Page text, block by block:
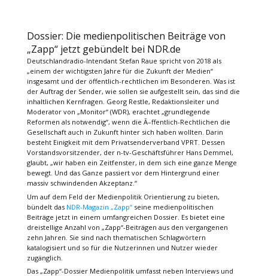
Dossier: Die medienpolitischen Beiträge von
„Zapp“ jetzt gebündelt bei NDR.de
Deutschlandradio-Intendant Stefan Raue spricht von 2018 als
„einem der wichtigsten Jahre für die Zukunft der Medien“
insgesamt und der öffentlich-rechtlichen im Besonderen. Was ist
der Auftrag der Sender, wie sollen sie aufgestellt sein, das sind die
inhaltlichen Kernfragen. Georg Restle, Redaktionsleiter und
Moderator von „Monitor“ (WDR), erachtet „grundlegende
Reformen als notwendig“, wenn die Ã–ffentlich-Rechtlichen die
Gesellschaft auch in Zukunft hinter sich haben wollten. Darin
besteht Einigkeit mit dem Privatsenderverband VPRT. Dessen
Vorstandsvorsitzender, der n-tv-Geschäftsführer Hans Demmel,
glaubt, „wir haben ein Zeitfenster, in dem sich eine ganze Menge
bewegt. Und das Ganze passiert vor dem Hintergrund einer
massiv schwindenden Akzeptanz.“
Um auf dem Feld der Medienpolitik Orientierung zu bieten,
bündelt das NDR-Magazin „Zapp“seine medienpolitischen
Beiträge jetzt in einem umfangreichen Dossier. Es bietet eine
dreistellige Anzahl von „Zapp“-Beiträgen aus den vergangenen
zehn Jahren. Sie sind nach thematischen Schlagwörtern
katalogisiert und so für die Nutzerinnen und Nutzer wieder
zugänglich.
Das „Zapp“-Dossier Medienpolitik umfasst neben Interviews und